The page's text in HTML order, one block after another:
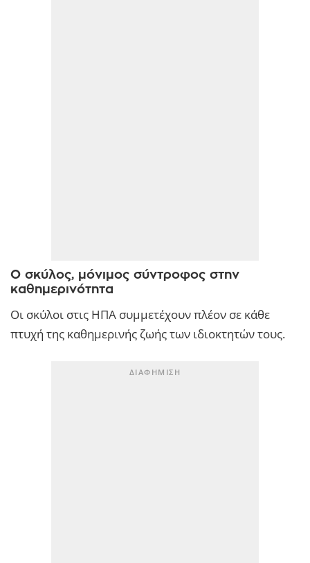
Ο σκύλος, μόνιμος σύντροφος στην
καθημερινότητα
Οι σκύλοι στις ΗΠΑ συμμετέχουν πλέον σε κάθε
πτυχή της καθημερινής ζωής των ιδιοκτητών τους.